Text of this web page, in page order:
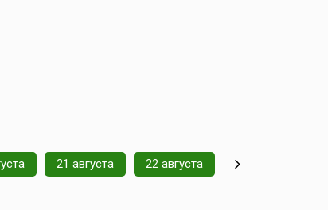
21 августа 22 августа